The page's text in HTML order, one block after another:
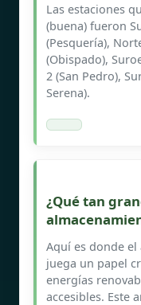
Las estaciones
(buena) fueron
(Pesquería),
(Obispado),
2 (San Pedro),
Serena).
¿Qué tan
Aquí es donde
juega un papel
energías
accesibles. Este